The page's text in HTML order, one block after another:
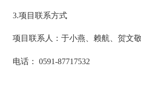
3.项目联系方式
项目联系人：于小燕、赖航、贺文
电话： 0591-87717532